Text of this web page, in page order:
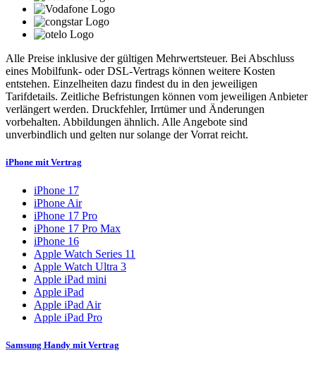
Alle Preise inklusive der gültigen Mehrwertsteuer. Bei Abschluss
eines Mobilfunk- oder DSL-Vertrags können weitere Kosten
entstehen. Einzelheiten dazu findest du in den jeweiligen
Tarifdetails. Zeitliche Befristungen können vom jeweiligen Anbieter
verlängert werden. Druckfehler, Irrtümer und Änderungen
vorbehalten. Abbildungen ähnlich. Alle Angebote sind
unverbindlich und gelten nur solange der Vorrat reicht.
iPhone mit Vertrag
iPhone 17
iPhone Air
iPhone 17 Pro
iPhone 17 Pro Max
iPhone 16
Apple Watch Series 11
Apple Watch Ultra 3
Apple iPad mini
Apple iPad
Apple iPad Air
Apple iPad Pro
Samsung Handy mit Vertrag